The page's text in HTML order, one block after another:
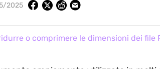
2025
o comprimere le dimensioni dei file